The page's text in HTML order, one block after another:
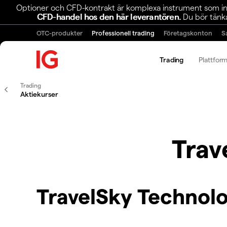
Optioner och CFD-kontrakt är komplexa instrument som
CFD-handel hos den här leverantören. Du bör
OTC-produkter Professionell trading Företagskonton
Trading
Trading
Aktiekurser
TravelSky